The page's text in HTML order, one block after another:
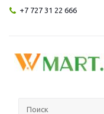
+7 727 31 22 666